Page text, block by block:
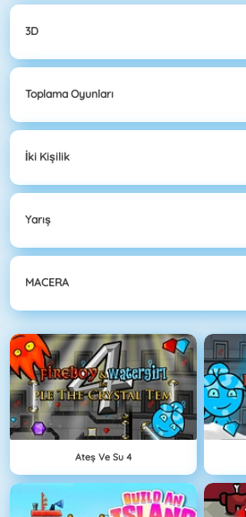
3D
Toplama Oyunları
İki Kişilik
Yarış
MACERA
Ateş Ve Su 4